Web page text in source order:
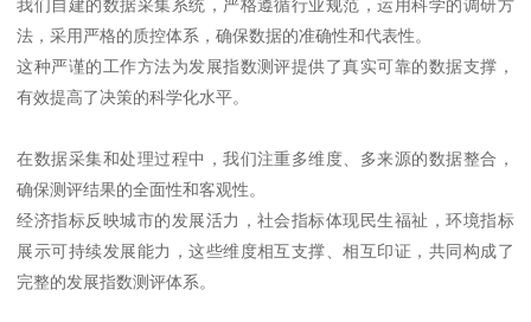
我们自建的数据采集系统，严格遵循行业规范，运用科学的调研方
法，采用严格的质控体系，确保数据的准确性和代表性。
这种严谨的工作方法为发展指数测评提供了真实可靠的数据支撑，
有效提高了决策的科学化水平。
在数据采集和处理过程中，我们注重多维度、多来源的数据整合，
确保测评结果的全面性和客观性。
经济指标反映城市的发展活力，社会指标体现民生福祉，环境指标
展示可持续发展能力，这些维度相互支撑、相互印证，共同构成了
完整的发展指数测评体系。